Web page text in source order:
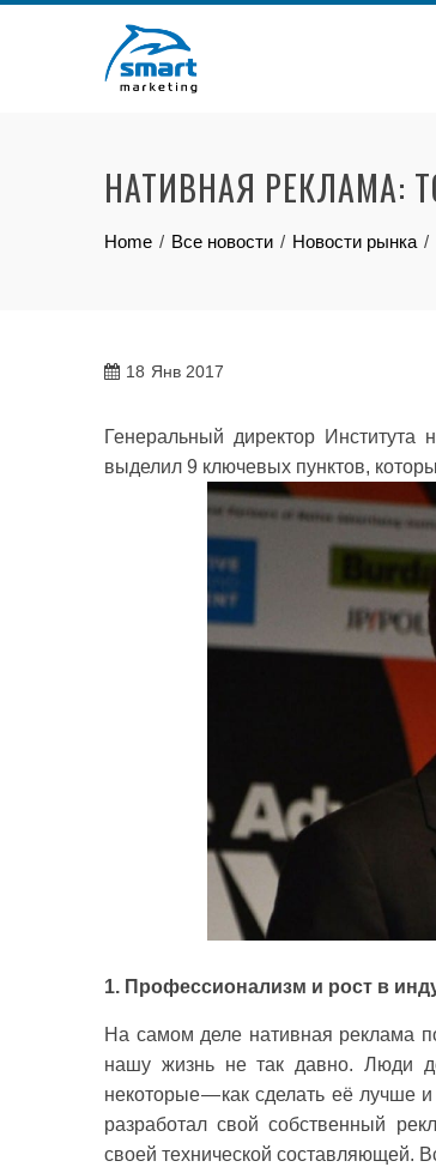
НАТИВНАЯ РЕКЛАМА:
Home Все новости Новости рынка
18 Янв 2017
Генеральный директор
выделил 9 ключевых пунктов,
1. Профессионализм и рост в
На самом деле нативная реклама
нашу жизнь не так давно. Люди
некоторые — как сделать её лучше
разработал свой собственный
своей технической составляющей.